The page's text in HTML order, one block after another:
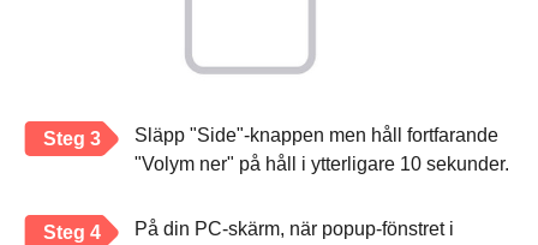
Steg 3
Släpp "Side"-knappen men håll fortfarande
"Volym ner" på håll i ytterligare 10 sekunder.
Steg 4
På din PC-skärm, när popup-fönstret i